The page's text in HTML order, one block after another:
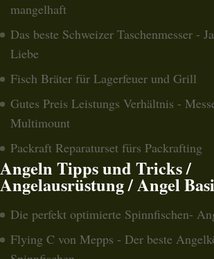
mangelhaft
Das beste Schweizer Taschenmesser -
Liebe
Fisch Bräter für Lagerfeuer und Grill
Gutes Preis Leistungs Verhältnis -
Multimount
Packraft Reparaturset fürs Packrafting
Angeln Tipps und Tricks /
Angelausrüstung / Angel
Die perfekt optimierte Spinnfischen-
Flying C von Mepps - Der beste